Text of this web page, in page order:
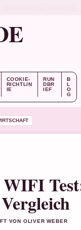
COOKIE-
RICHTLIN
IE
RUN
DBR
IEF
B
L
O
G
WIFI
VON OLIVER WEBER